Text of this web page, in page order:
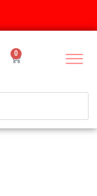
0